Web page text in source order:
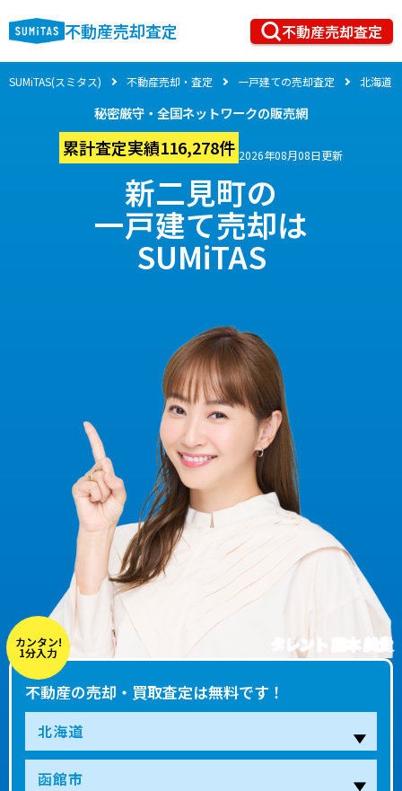
不動産売却査定 不動産売却査定
SUMiTAS(スミタス) 不動産売却・査定 一戸建ての売却査定 北海道
秘密厳守・全国ネットワークの販売網
累計査定実績116,278件 2026年08月08日更新
新二見町の
一戸建て売却は
SUMiTAS
タレント 藤本 美貴
カンタン!
1分入力
不動産の売却・買取査定は無料です！